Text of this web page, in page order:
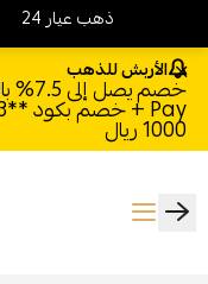
الأربش للذهب
1000 ريال
24 ذهب عيار